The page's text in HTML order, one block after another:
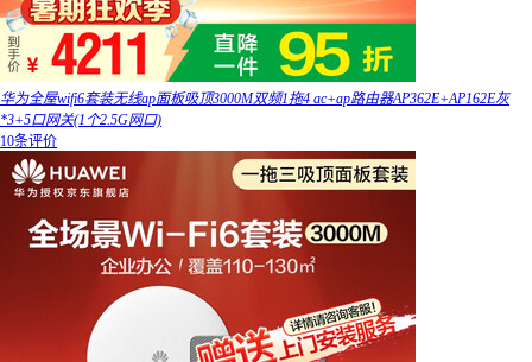
华为全屋wifi6套装无线ap面板吸顶3000M双频1拖4 ac+ap路由器AP362E+AP162E灰
*3+5口网关(1个2.5G网口)
10条评价